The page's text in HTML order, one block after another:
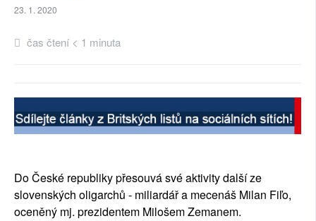
SOCIÁLNÍ SÍTĚ
PLNÁ VERZE STRÁNEK
23. 1. 2020
čas čtení < 1 minuta
Do České republiky přesouvá své aktivity další ze
slovenských oligarchů - miliardář a mecenáš Milan Fiľo,
oceněný mj. prezidentem Milošem Zemanem.